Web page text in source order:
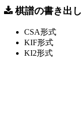
棋譜の書き出し
CSA形式
KIF形式
KI2形式